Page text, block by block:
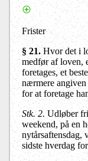
Frister
§ 21. Hvor det i
medfør af loven,
foretages, et
nærmere angiven
for at foretage
Stk. 2. Udløber
weekend, på en
nytårsaftensdag,
sidste hverdag